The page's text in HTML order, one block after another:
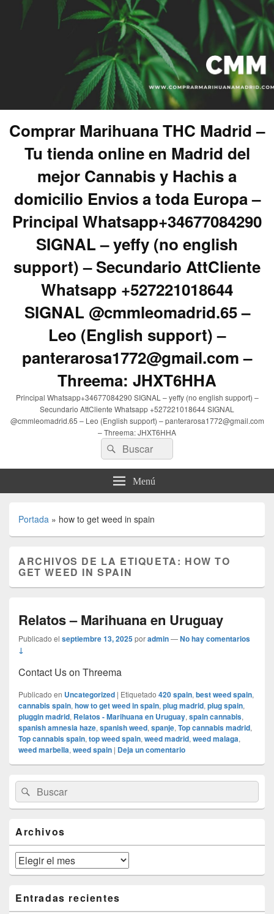
Comprar Marihuana THC Madrid –
Tu tienda online en Madrid del
mejor Cannabis y Hachis a
domicilio Envios a toda Europa –
Principal Whatsapp+34677084290
SIGNAL – yeffy (no english
support) – Secundario AttCliente
Whatsapp +527221018644
SIGNAL @cmmleomadrid.65 –
Leo (English support) –
panterarosa1772@gmail.com –
Threema: JHXT6HHA
Principal Whatsapp+34677084290 SIGNAL – yeffy (no english support) –
Secundario AttCliente Whatsapp +527221018644 SIGNAL
@cmmleomadrid.65 – Leo (English support) – panterarosa1772@gmail.com
– Threema: JHXT6HHA
Buscar
por:
Buscar
Menú
Portada » how to get weed in spain
ARCHIVOS DE LA ETIQUETA: HOW TO
GET WEED IN SPAIN
Relatos – Marihuana en Uruguay
Publicado el septiembre 13, 2025poradmin—No hay comentarios
↓
Contact Us on Threema
Publicado en Uncategorized | Etiquetado 420 spain, best weed spain,
cannabis spain, how to get weed in spain, plug madrid, plug spain,
pluggin madrid, Relatos - Marihuana en Uruguay, spain cannabis,
spanish amnesia haze, spanish weed, spanje, Top cannabis madrid,
Top cannabis spain, top weed spain, weed madrid, weed malaga,
weed marbella, weed spain | Deja un comentario
área
de
widget
lateral
primaria
Buscar
por:
Buscar
Archivos
Archivos
Entradas recientes